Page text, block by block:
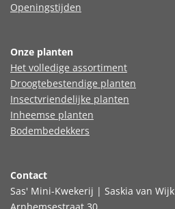
Openingstijden
Onze planten
Het volledige assortiment
Droogtebestendige planten
Insectvriendelijke planten
Inheemse planten
Bodembedekkers
Contact
Sas' Mini-Kwekerij | Saskia van Wijk